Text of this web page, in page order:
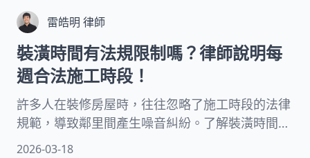
雷皓明 律師
裝潢時間有法規限制嗎？律師說明每
週合法施工時段！
許多人在裝修房屋時，往往忽略了施工時段的法律
規範，導致鄰里間產生噪音糾紛。了解裝潢時間的
相關規定，對屋主和鄰居都非常重要。本文將詳細
2026-03-18